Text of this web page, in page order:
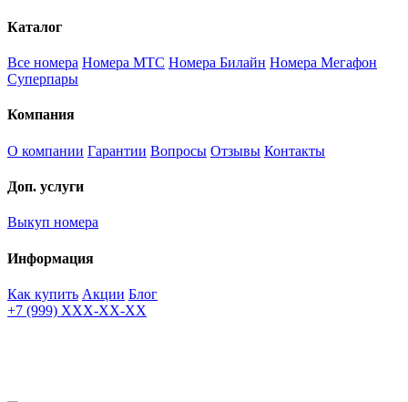
Каталог
Все номера Номера МТС Номера Билайн Номера Мегафон
Суперпары
Компания
О компании Гарантии Вопросы Отзывы Контакты
Доп. услуги
Выкуп номера
Информация
Как купить Акции Блог
+7 (999) XXX-XX-XX